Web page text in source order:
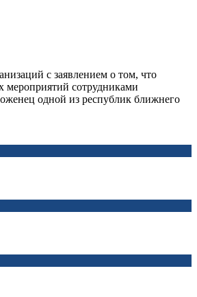
с заявлением о том, что
мероприятий сотрудниками
одной из республик ближнего